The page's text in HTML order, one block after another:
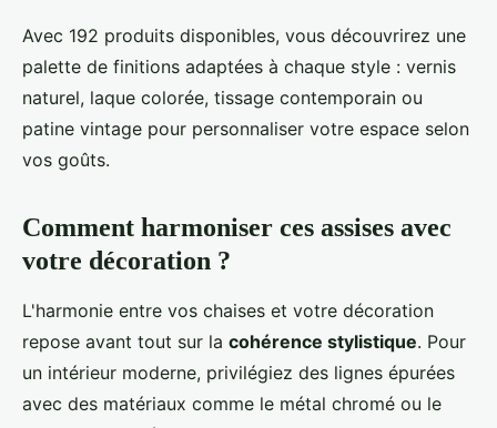
Avec 192 produits disponibles, vous découvrirez une
palette de finitions adaptées à chaque style : vernis
naturel, laque colorée, tissage contemporain ou
patine vintage pour personnaliser votre espace selon
vos goûts.
Comment harmoniser ces assises avec
votre décoration ?
L'harmonie entre vos chaises et votre décoration
repose avant tout sur la cohérence stylistique. Pour
un intérieur moderne, privilégiez des lignes épurées
avec des matériaux comme le métal chromé ou le